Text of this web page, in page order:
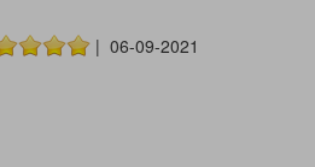
| 06-09-2021